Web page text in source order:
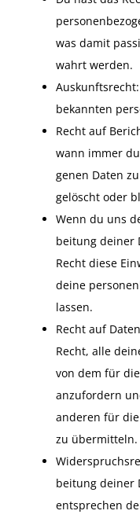
was damit
wahrt werden.
bekannten
Recht auf
wann immer
genen Daten
gelöscht oder
Wenn du uns
beitung deiner
Recht diese
deine
lassen.
Recht auf
Recht, alle
von dem für
anzufordern
anderen für
zu übermitteln.
beitung deiner
entsprechen